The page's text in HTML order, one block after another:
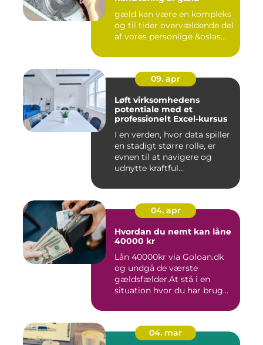
gæld kan være en kompleks
og til tider overvældende del
af vores personlige &oslas...
09. apr
Løft virksomhedens
potentiale med et
professionelt Excel-kursus
I en verden, hvor data spiller
en stadigt større rolle, er
evnen til at navigere og
udnytte kraftful...
04. apr
Hvordan du nemt kan låne
40000 kr
Lån 40000kr via Goloan.dk
og undgå de værste
gældsfælder.At stå i en
situation hvor du har brug
04. mar